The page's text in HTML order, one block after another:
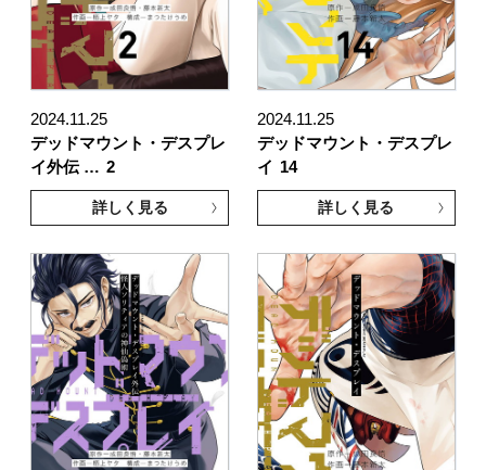
2024.11.25
デッドマウント・デスプレ
イ外伝 … 2
詳しく見る
2024.11.25
デッドマウント・デスプレ
イ 14
詳しく見る